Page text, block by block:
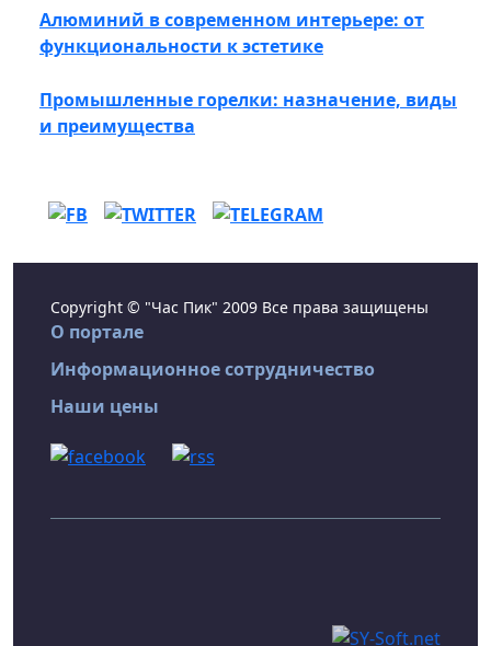
Алюминий в современном интерьере: от
функциональности к эстетике
Промышленные горелки: назначение, виды
и преимущества
Copyright © "Час Пик" 2009 Все права защищены
О портале
Информационное сотрудничество
Наши цены